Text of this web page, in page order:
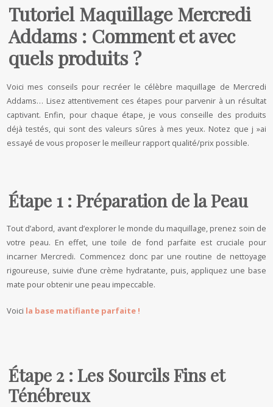
Tutoriel Maquillage Mercredi
Addams : Comment et avec
quels produits ?
Voici mes conseils pour recréer le célèbre maquillage de Mercredi
Addams… Lisez attentivement ces étapes pour parvenir à un résultat
captivant. Enfin, pour chaque étape, je vous conseille des produits
déjà testés, qui sont des valeurs sûres à mes yeux. Notez que j »ai
essayé de vous proposer le meilleur rapport qualité/prix possible.
Étape 1 : Préparation de la Peau
Tout d’abord, avant d’explorer le monde du maquillage, prenez soin de
votre peau. En effet, une toile de fond parfaite est cruciale pour
incarner Mercredi. Commencez donc par une routine de nettoyage
rigoureuse, suivie d’une crème hydratante, puis, appliquez une base
mate pour obtenir une peau impeccable.
Voici la base matifiante parfaite !
Étape 2 : Les Sourcils Fins et
Ténébreux